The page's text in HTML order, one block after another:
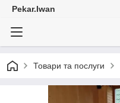
Pekar.Iwan
Товари та послуги